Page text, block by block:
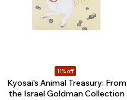
11% off
Kyosai's Animal Treasury: From
the Israel Goldman Collection